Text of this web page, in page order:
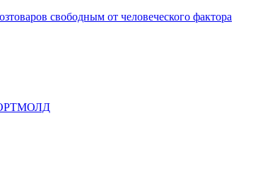
свободным от человеческого фактора